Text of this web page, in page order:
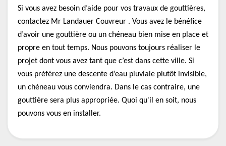
Si vous avez besoin d’aide pour vos travaux de gouttières,
contactez Mr Landauer Couvreur . Vous avez le bénéfice
d’avoir une gouttière ou un chéneau bien mise en place et
propre en tout temps. Nous pouvons toujours réaliser le
projet dont vous avez tant que c’est dans cette ville. Si
vous préférez une descente d’eau pluviale plutôt invisible,
un chéneau vous conviendra. Dans le cas contraire, une
gouttière sera plus appropriée. Quoi qu'il en soit, nous
pouvons vous en installer.